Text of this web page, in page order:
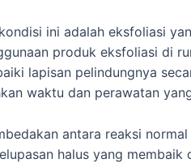
ini adalah eksfoliasi
produk eksfoliasi di
lapisan pelindungnya
waktu dan perawatan
antara reaksi
halus yang